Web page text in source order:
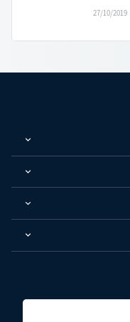
27/10/2019